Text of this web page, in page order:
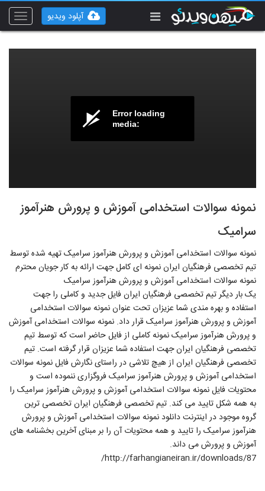
Toggle
آپلود ویدیو
Error loading
media:
نمونه سوالات استخدامی آموزش و پرورش هنرآموز
سرامیک
نمونه سوالات استخدامی آموزش و پرورش هنرآموز سرامیک تهیه شده توسط
تیم تخصصی فرهنگیان ایران نمونه ای کامل جهت ارائه به کار جویان محترم
نمونه سوالات استخدامی آموزش و پرورش هنرآموز سرامیک
یک بار دیگر تیم تخصصی فرهنگیان ایران فایل جدید و کاملی را جهت
استفاده و بهره مندی شما عزیزان تحت عنوان نمونه سوالات استخدامی
آموزش و پرورش هنرآموز سرامیک قرار داد. نمونه سوالات استخدامی آموزش
و پرورش هنرآموز سرامیک نمونه کاملی از فایل حاضر است که توسط تیم
تخصصی فرهنگیان ایران جهت استفاده شما عزیزان قرار گرفته است. تیم
تخصصی فرهنگیان ایران از هیچ تلاشی در راستای نگارش فایل نمونه سوالات
استخدامی آموزش و پرورش هنرآموز سرامیک فروگزاری ننموده است و
محتویات فایل نمونه سوالات استخدامی آموزش و پرورش هنرآموز سرامیک را
به همه شکل تایید می کند. تیم تخصصی فرهنگیان ایران تخصصی ترین
گروه موجود در اینترنت دانلود نمونه سوالات استخدامی آموزش و پرورش
هنرآموز سرامیک را تایید و همه محتویات آن را بر مبنای آخرین بخشنامه های
آموزش و پرورش می داند.
http://farhangianeiran.ir/downloads/87/